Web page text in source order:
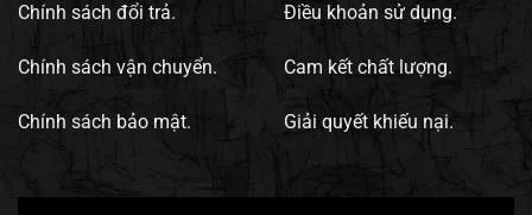
Chính sách đổi trả.
Chính sách vận chuyển.
Chính sách bảo mật.
Điều khoản sử dụng.
Cam kết chất lượng.
Giải quyết khiếu nại.